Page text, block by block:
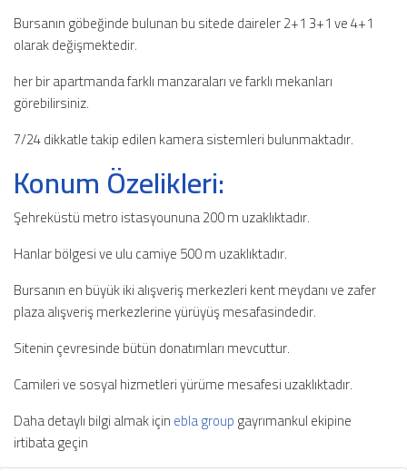
Bursanın göbeğinde bulunan bu sitede daireler 2+1 3+1 ve 4+1
olarak değişmektedir.
her bir apartmanda farklı manzaraları ve farklı mekanları
görebilirsiniz.
7/24 dikkatle takip edilen kamera sistemleri bulunmaktadır.
Konum Özelikleri:
Şehreküstü metro istasyoununa 200 m uzaklıktadır.
Hanlar bölgesi ve ulu camiye 500 m uzaklıktadır.
Bursanın en büyük iki alışveriş merkezleri kent meydanı ve zafer
plaza alışveriş merkezlerine yürüyüş mesafasindedir.
Sitenin çevresinde bütün donatımları mevcuttur.
Camileri ve sosyal hizmetleri yürüme mesafesi uzaklıktadır.
Daha detaylı bilgi almak içinebla groupgayrımankul ekipine
irtibata geçin